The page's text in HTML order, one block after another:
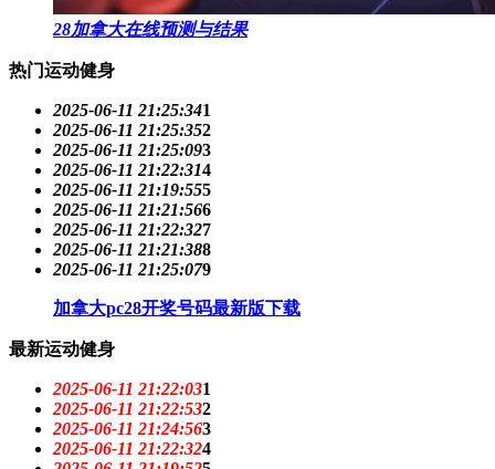
28加拿大在线预测与结果
热门运动健身
2025-06-11 21:25:341
2025-06-11 21:25:352
2025-06-11 21:25:093
2025-06-11 21:22:314
2025-06-11 21:19:555
2025-06-11 21:21:566
2025-06-11 21:22:327
2025-06-11 21:21:388
2025-06-11 21:25:079
加拿大pc28开奖号码最新版下载
最新运动健身
2025-06-11 21:22:031
2025-06-11 21:22:532
2025-06-11 21:24:563
2025-06-11 21:22:324